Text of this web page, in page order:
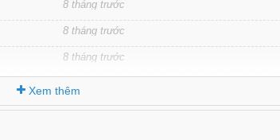
8 tháng trước
8 tháng trước
8 tháng trước
8 tháng trước
Xem thêm